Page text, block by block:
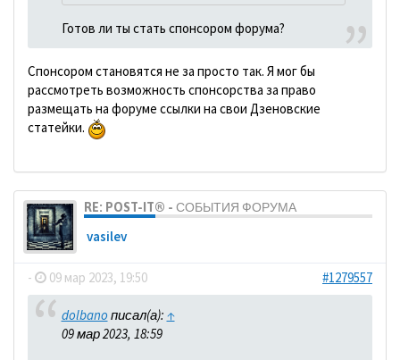
Готов ли ты стать спонсором форума?
Спонсором становятся не за просто так. Я мог бы
рассмотреть возможность спонсорства за право
размещать на форуме ссылки на свои Дзеновские
статейки.
RE: POST-IT® - СОБЫТИЯ ФОРУМА
vasilev
- 09 мар 2023, 19:50 #1279557
dolbano писал(а): ↑
09 мар 2023, 18:59